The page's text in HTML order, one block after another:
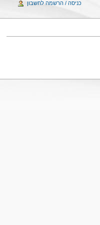
כניסה / הרשמה לחשבון